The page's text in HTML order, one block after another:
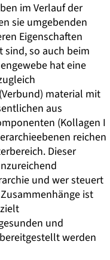
im Verlauf der
sie umgebenden
Eigenschaften
so auch beim
hat eine
material mit
aus
(Kollagen I
reichen
Dieser
und wer steuert
ist
und
werden